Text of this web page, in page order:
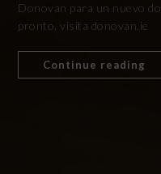
Donovan para un nuevo
pronto, visita donovan.ie
Continue reading